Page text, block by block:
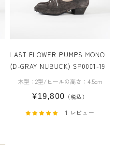
LAST FLOWER PUMPS MONO
(D-GRAY NUBUCK) SP0001-19
木型：2型/ヒールの高さ：4.5cm
¥19,800 （税込）
1 レビュー